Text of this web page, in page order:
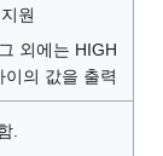
원
외에는 HIGH
의 값을 출력
.